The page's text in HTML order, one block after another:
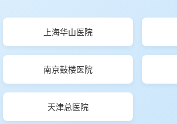
上海华山医院
南京鼓楼医院
天津总医院